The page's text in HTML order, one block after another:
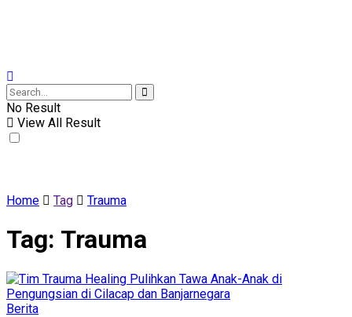
No Result
View All Result
Home Tag Trauma
Tag: Trauma
Berita